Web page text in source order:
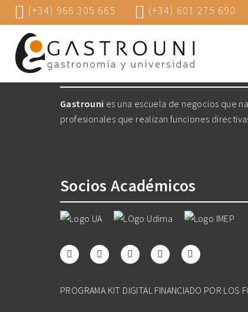
(+34) 966 305 665 (+34) 601 275 690
Nosotros
Gastrouni es una escuela de negocios que
profesionales que realizan funciones
Socios Académicos
PROGRAMA KIT DIGITAL FINANCIADO POR LOS